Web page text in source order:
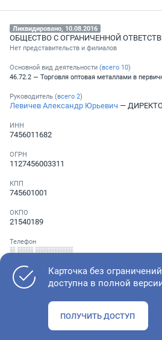
Ликвидировано, 10.08.2016
ОБЩЕСТВО С ОГРАНИЧЕННОЙ
Нет представительств и филиалов
Основной вид деятельности (всего 10)
46.72.2 — Торговля оптовая металлами в
Руководитель (всего 2)
Левичев Александр Юрьевич —
ИНН
7456011682
ОГРН
1127456003311
КПП
745601001
ОКПО
21540189
Телефон
░ ░░░ ░░░░░░░
Проверьте учредительные
Карточка без ограничений
доступна в полной
ПОЛУЧИТЬ ДОСТУП